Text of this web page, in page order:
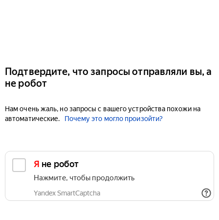
Подтвердите, что запросы отправляли вы, а
не робот
Нам очень жаль, но запросы с вашего устройства похожи на
автоматические.
Почему это могло произойти?
Я не робот
Нажмите, чтобы продолжить
Yandex SmartCaptcha